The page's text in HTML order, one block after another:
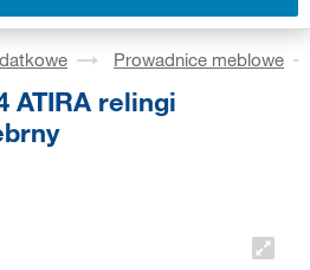
Prowadnice meblowe
ATIRA relingi